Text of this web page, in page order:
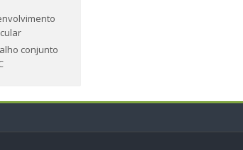
conjunto